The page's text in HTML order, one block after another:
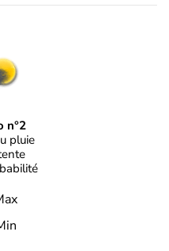
n°2
pluie